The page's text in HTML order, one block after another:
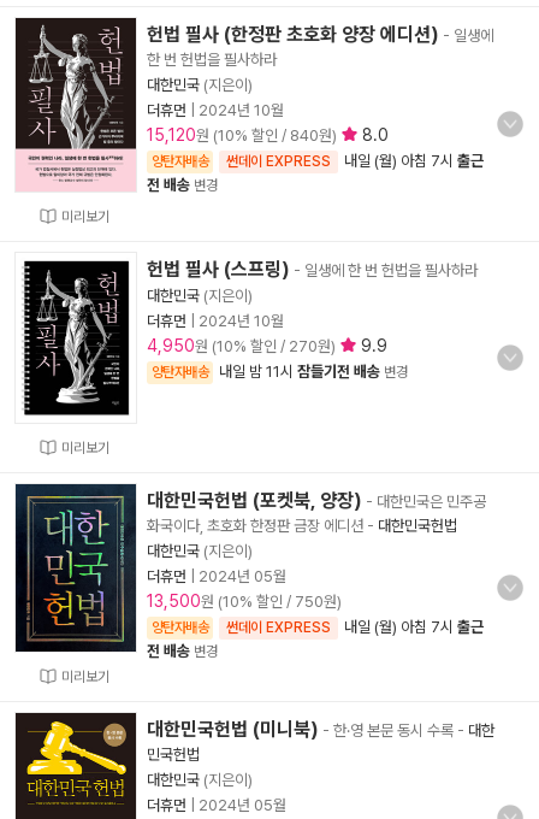
미리보기
헌법 필사 (한정판 초호화 양장 에디션) - 일생에
한 번 헌법을 필사하라
대한민국 (지은이)
더휴먼
2024년 10월
15,120원 (10% 할인 / 840원) 8.0
양탄자배송 썬데이 EXPRESS 내일 (월) 아침 7시 출근
전 배송 변경
미리보기
헌법 필사 (스프링) - 일생에 한 번 헌법을 필사하라
대한민국 (지은이)
더휴먼
2024년 10월
4,950원 (10% 할인 / 270원) 9.9
양탄자배송 내일 밤 11시 잠들기전 배송 변경
미리보기
대한민국헌법 (포켓북, 양장) - 대한민국은 민주공
화국이다, 초호화 한정판 금장 에디션 - 대한민국헌법
대한민국 (지은이)
더휴먼
2024년 05월
13,500원 (10% 할인 / 750원)
양탄자배송 썬데이 EXPRESS 내일 (월) 아침 7시 출근
전 배송 변경
대한민국헌법 (미니북) - 한·영 본문 동시 수록 - 대한
민국헌법
대한민국 (지은이)
더휴먼
2024년 05월